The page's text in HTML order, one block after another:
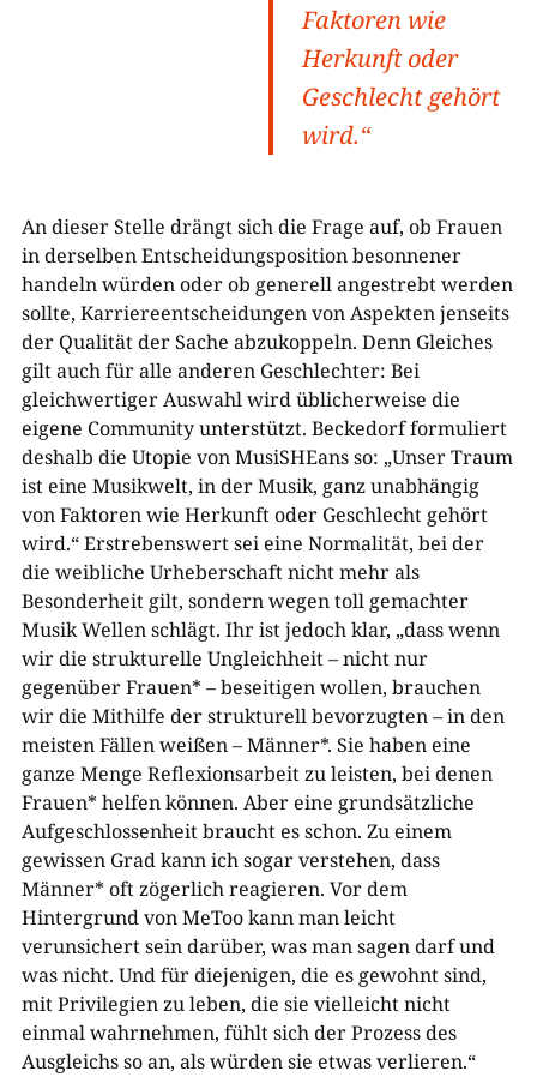
Faktoren wie
Herkunft oder
Geschlecht gehört
wird.“
An dieser Stelle drängt sich die Frage auf, ob Frauen
in derselben Entscheidungsposition besonnener
handeln würden oder ob generell angestrebt werden
sollte, Karriereentscheidungen von Aspekten jenseits
der Qualität der Sache abzukoppeln. Denn Gleiches
gilt auch für alle anderen Geschlechter: Bei
gleichwertiger Auswahl wird üblicherweise die
eigene Community unterstützt. Beckedorf formuliert
deshalb die Utopie von MusiSHEans so: „Unser Traum
ist eine Musikwelt, in der Musik, ganz unabhängig
von Faktoren wie Herkunft oder Geschlecht gehört
wird.“ Erstrebenswert sei eine Normalität, bei der
die weibliche Urheberschaft nicht mehr als
Besonderheit gilt, sondern wegen toll gemachter
Musik Wellen schlägt. Ihr ist jedoch klar, „dass wenn
wir die strukturelle Ungleichheit – nicht nur
gegenüber Frauen* – beseitigen wollen, brauchen
wir die Mithilfe der strukturell bevorzugten – in den
meisten Fällen weißen – Männer*. Sie haben eine
ganze Menge Reflexionsarbeit zu leisten, bei denen
Frauen* helfen können. Aber eine grundsätzliche
Aufgeschlossenheit braucht es schon. Zu einem
gewissen Grad kann ich sogar verstehen, dass
Männer* oft zögerlich reagieren. Vor dem
Hintergrund von MeToo kann man leicht
verunsichert sein darüber, was man sagen darf und
was nicht. Und für diejenigen, die es gewohnt sind,
mit Privilegien zu leben, die sie vielleicht nicht
einmal wahrnehmen, fühlt sich der Prozess des
Ausgleichs so an, als würden sie etwas verlieren.“